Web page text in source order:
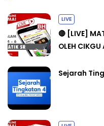
LIVE
🔴 [LIVE]
OLEH
Sejarah